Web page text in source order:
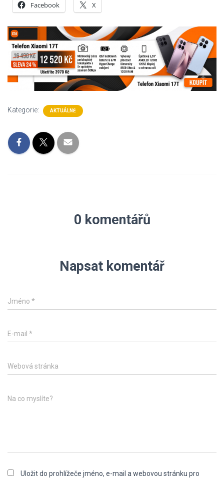
Facebook X
Kategorie: AKTUÁLNĚ
0 komentářů
Napsat komentář
Jméno *
E-mail *
Webová stránka
Na co myslíte?
Uložit do prohlížeče jméno, e-mail a webovou stránku pro